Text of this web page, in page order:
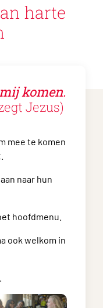
harte
komen.
Jezus)
mee te komen
naar hun
hoofdmenu.
ook welkom in